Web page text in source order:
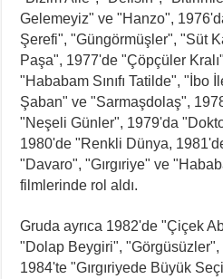
Gelemeyiz" ve "Hanzo",
Şerefi", "Güngörmüşler", "Süt
Paşa", 1977'de "Çöpçüler
"Hababam Sınıfı Tatilde", "İbo
Şaban" ve "Sarmaşdolaş",
"Neşeli Günler", 1979'da
1980'de "Renkli Dünya,
"Davaro", "Gırgıriye" ve
filmlerinde rol aldı.
Gruda ayrıca 1982'de "Çiçek
"Dolap Beygiri",
1984'te "Gırgıriyede Büyük